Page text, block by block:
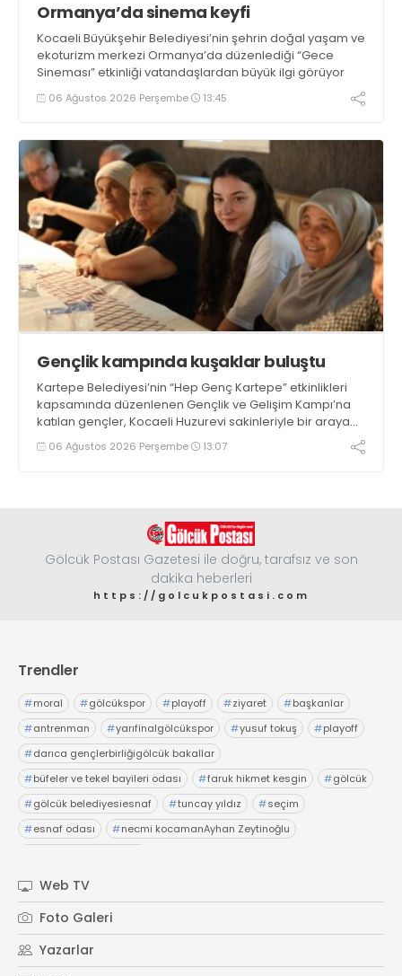
Ormanya’da sinema keyfi
Kocaeli Büyükşehir Belediyesi’nin şehrin doğal yaşam ve
ekoturizm merkezi Ormanya’da düzenlediği “Gece
Sineması” etkinliği vatandaşlardan büyük ilgi görüyor
06 Ağustos 2026 Perşembe 13:45
Gençlik kampında kuşaklar buluştu
Kartepe Belediyesi’nin “Hep Genç Kartepe” etkinlikleri
kapsamında düzenlenen Gençlik ve Gelişim Kampı’na
katılan gençler, Kocaeli Huzurevi sakinleriyle bir araya
geldi06 Ağustos 2026 Perşembe 13:07
Gölcük Postası Gazetesi ile doğru, tarafsız ve son
dakika heberleri
https://golcukpostasi.com
Trendler
#moral #gölcükspor #playoff #ziyaret #başkanlar
#antrenman #yarıfinalgölcükspor #yusuf tokuş #playoff
#darıca gençlerbirliğigölcük bakallar
#büfeler ve tekel bayileri odası #faruk hikmet kesgin #gölcük
#gölcük belediyesiesnaf #tuncay yıldız #seçim
#esnaf odası #necmi kocamanAyhan Zeytinoğlu
Web TV
Foto Galeri
Yazarlar